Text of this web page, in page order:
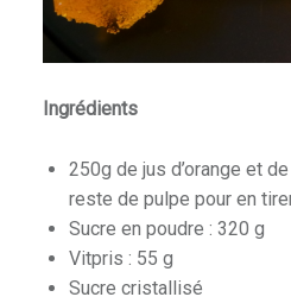
Ingrédients
250g de jus d’orange et
reste de pulpe pour en
Sucre en poudre : 320 g
Vitpris : 55 g
Sucre cristallisé